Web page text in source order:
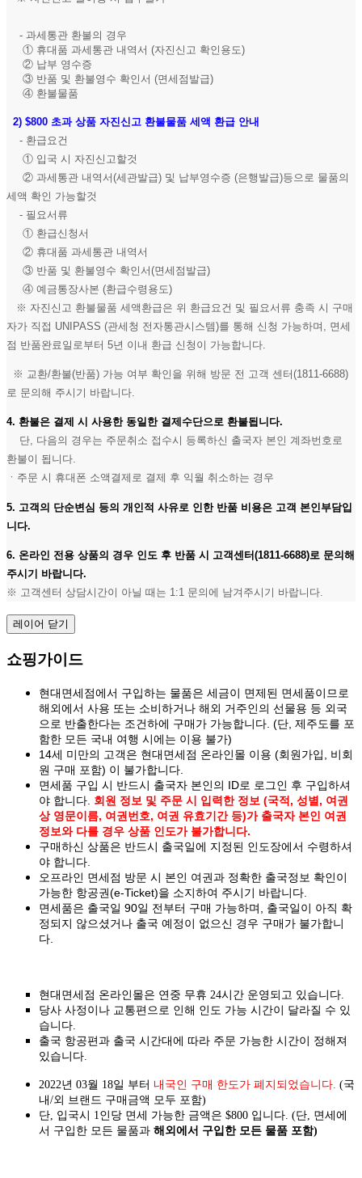
- 과세통관 환불의 경우
① 휴대품 과세통관 내역서 (자진신고 확인용도)
② 납부 영수증
③ 반품 및 환불영수 확인서 (면세점발급)
④ 환불물품
2) $800 초과 상품 자진신고 환불물품 세액 환급 안내
- 환급요건
① 입국 시 자진신고할것
② 과세통관 내역서(세관발급) 및 납부영수증 (은행발급)등으로 물품의
세액 확인 가능할것
- 필요서류
① 환급신청서
② 휴대품 과세통관 내역서
③ 반품 및 환불영수 확인서(면세점발급)
④ 예금통장사본 (환급수령용도)
※ 자진신고 환불물품 세액환급은 위 환급요건 및 필요서류 충족 시 구매
자가 직접 UNIPASS (관세청 전자통관시스템)를 통해 신청 가능하며, 면세
점 반품완료일로부터 5년 이내 환급 신청이 가능합니다.
※ 교환/환불(반품) 가능 여부 확인을 위해 방문 전 고객 센터(1811-6688)
로 문의해 주시기 바랍니다.
4. 환불은 결제 시 사용한 동일한 결제수단으로 환불됩니다.
단, 다음의 경우는 주문취소 접수시 등록하신 출국자 본인 계좌번호로
환불이 됩니다.
ㆍ주문 시 휴대폰 소액결제로 결제 후 익월 취소하는 경우
5. 고객의 단순변심 등의 개인적 사유로 인한 반품 비용은 고객 본인부담입
니다.
6. 온라인 전용 상품의 경우 인도 후 반품 시 고객센터(1811-6688)로 문의해
주시기 바랍니다.
※ 고객센터 상담시간이 아닐 때는 1:1 문의에 남겨주시기 바랍니다.
레이어 닫기
쇼핑가이드
현대면세점에서 구입하는 물품은 세금이 면제된 면세품이므로
해외에서 사용 또는 소비하거나 해외 거주인의 선물용 등 외국
으로 반출한다는 조건하에 구매가 가능합니다. (단, 제주도를 포
함한 모든 국내 여행 시에는 이용 불가)
14세 미만의 고객은 현대면세점 온라인몰 이용 (회원가입, 비회
원 구매 포함) 이 불가합니다.
면세품 구입 시 반드시 출국자 본인의 ID로 로그인 후 구입하셔
야 합니다. 회원 정보 및 주문 시 입력한 정보 (국적, 성별, 여권
상 영문이름, 여권번호, 여권 유효기간 등)가 출국자 본인 여권
정보와 다를 경우 상품 인도가 불가합니다.
구매하신 상품은 반드시 출국일에 지정된 인도장에서 수령하셔
야 합니다.
오프라인 면세점 방문 시 본인 여권과 정확한 출국정보 확인이
가능한 항공권(e-Ticket)을 소지하여 주시기 바랍니다.
면세품은 출국일 90일 전부터 구매 가능하며, 출국일이 아직 확
정되지 않으셨거나 출국 예정이 없으신 경우 구매가 불가합니
다.
현대면세점 온라인몰은 연중 무휴 24시간 운영되고 있습니다.
당사 사정이나 교통편으로 인해 인도 가능 시간이 달라질 수 있
습니다.
출국 항공편과 출국 시간대에 따라 주문 가능한 시간이 정해져
있습니다.
2022년 03월 18일 부터 내국인 구매 한도가 폐지되었습니다. (국
내/외 브랜드 구매금액 모두 포함)
단, 입국시 1인당 면세 가능한 금액은 $800 입니다. (단, 면세에
서 구입한 모든 물품과 해외에서 구입한 모든 물품 포함)